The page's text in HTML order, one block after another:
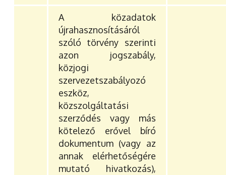
A közadatok
újrahasznosításáról
szóló törvény szerinti
azon jogszabály,
közjogi
szervezetszabályozó
eszköz,
közszolgáltatási
szerződés vagy más
kötelező erővel bíró
dokumentum (vagy az
annak elérhetőségére
mutató hivatkozás),